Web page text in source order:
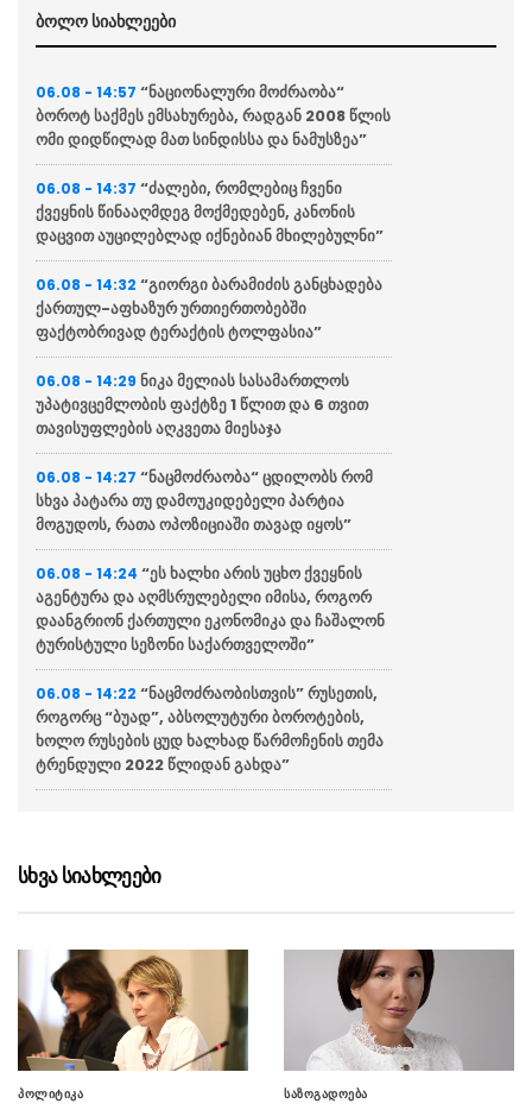
ბოლო სიახლეები
06.08 - 14:57 “ნაციონალური მოძრაობა“
ბოროტ საქმეს ემსახურება, რადგან 2008 წლის
ომი დიდწილად მათ სინდისსა და ნამუსზეა”
06.08 - 14:37 “ძალები, რომლებიც ჩვენი
ქვეყნის წინააღმდეგ მოქმედებენ, კანონის
დაცვით აუცილებლად იქნებიან მხილებულნი”
06.08 - 14:32 “გიორგი ბარამიძის განცხადება
ქართულ-აფხაზურ ურთიერთობებში
ფაქტობრივად ტერაქტის ტოლფასია”
06.08 - 14:29 ნიკა მელიას სასამართლოს
უპატივცემლობის ფაქტზე 1 წლით და 6 თვით
თავისუფლების აღკვეთა მიესაჯა
06.08 - 14:27 “ნაცმოძრაობა“ ცდილობს რომ
სხვა პატარა თუ დამოუკიდებელი პარტია
მოგუდოს, რათა ოპოზიციაში თავად იყოს”
06.08 - 14:24 “ეს ხალხი არის უცხო ქვეყნის
აგენტურა და აღმსრულებელი იმისა, როგორ
დაანგრიონ ქართული ეკონომიკა და ჩაშალონ
ტურისტული სეზონი საქართველოში”
06.08 - 14:22 “ნაცმოძრაობისთვის” რუსეთის,
როგორც “ბუად”, აბსოლუტური ბოროტების,
ხოლო რუსების ცუდ ხალხად წარმოჩენის თემა
ტრენდული 2022 წლიდან გახდა”
24 სახურავი რეაბილიტირდა
06.08 - 13:47“აგენტოკრატიის ერთ-ერთი
აქტორის, ლორა თორნტონის განცხადება არის
იმ გეგმის ნაწილი, როცა უსამშობლოებმა უნდა
დააზიანონ საქართველოს იმიჯი”
06.08 - 13:22
“დიდი იმედი მაქვს,
სხვა სიახლეები
პოლიტიკა საზოგადოება